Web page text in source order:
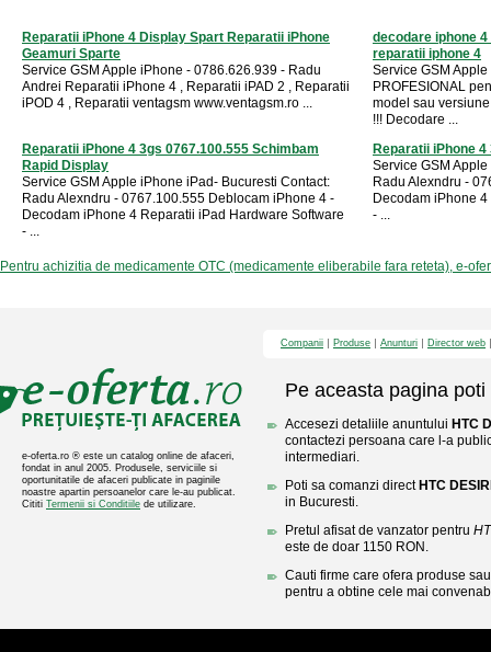
Reparatii iPhone 4 Display Spart Reparatii iPhone
Geamuri Sparte
Service GSM Apple iPhone - 0786.626.939 - Radu
Andrei Reparatii iPhone 4 , Reparatii iPAD 2 , Reparatii
iPOD 4 , Reparatii ventagsm www.ventagsm.ro ...
decodare iphone
reparatii iphone 4
Service GSM
PROFESIONAL
model sau
!!! Decodare ...
Reparatii iPhone 4 3gs 0767.100.555 Schimbam
Rapid Display
Service GSM Apple iPhone iPad- Bucuresti Contact:
Radu Alexndru - 0767.100.555 Deblocam iPhone 4 -
Decodam iPhone 4 Reparatii iPad Hardware Software
- ...
Reparatii iPhone
Service GSM
Radu Alexndru -
Decodam iPhone
- ...
Pentru achizitia de medicamente OTC (medicamente eliberabile fara reteta), e-
e-oferta.ro ® este un catalog online de afaceri,
fondat in anul 2005. Produsele, serviciile si
oportunitatile de afaceri publicate in paginile
noastre apartin persoanelor care le-au publicat.
Cititi Termenii si Conditiile de utilizare.
Companii Produse Anunturi Director web
Pe aceasta pagina poti
Accesezi detaliile anuntului HTC
contactezi persoana care l-a
intermediari.
Poti sa comanzi direct HTC
in Bucuresti.
Pretul afisat de vanzator pentru
este de doar 1150 RON.
Cauti firme care ofera produse
pentru a obtine cele mai